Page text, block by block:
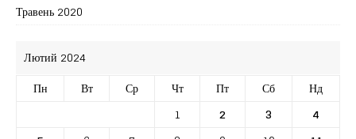
Травень 2020
Лютий 2024
Пн
Вт Ср Чт Пт Сб
Нд
1
2 3
4